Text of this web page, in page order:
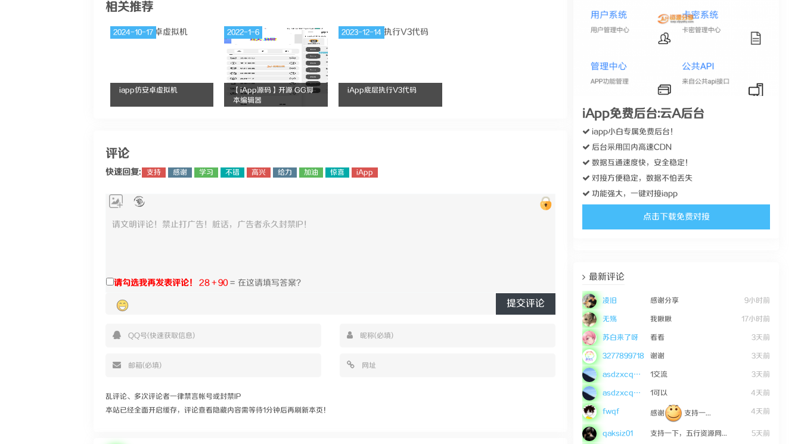
相关推荐
iapp仿安卓虚拟机
2024-10-17
【iApp源码】开源 GG脚
本编辑器
2022-1-6
iApp底层执行V3代码
2023-12-14
评论
快速回复: 支持 感谢 学习 不错 高兴 给力 加油 惊喜 iApp
请勾选我再发表评论！ 28 + 90=
提交评论
乱评论、多次评论者一律禁言帐号或封禁IP
本站已经全面开启缓存，评论查看隐藏内容需等待1分钟后再刷新本页！
iApp免费后台:云A后台
iapp小白专属免费后台！
后台采用囯内高速CDN
数据互通速度快，安全稳定！
对接方便稳定，数据不怕丢失
功能强大，一键对接iapp
点击下载免费对接
最新评论
9小时前
凌旧 感谢分享
17小时前
无殇 我瞅瞅
3天前
苏白来了呀 看看
3天前
3277899718 谢谢
3天前
asdzxcqwe123 1交流
4天前
asdzxcqwe123 1可以
4天前
fwqf 感谢 支持一...
5天前
qaksiz01 支持一下，五行资源网...